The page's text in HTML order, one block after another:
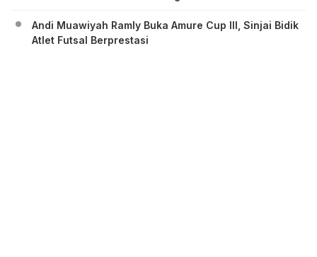
Andi Muawiyah Ramly Buka Amure Cup III, Sinjai Bidik
Atlet Futsal Berprestasi